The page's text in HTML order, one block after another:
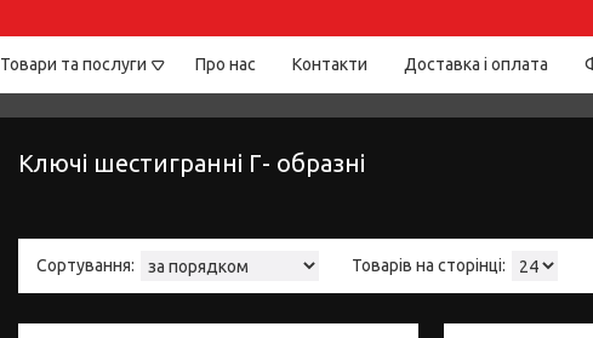
Товари та послуги Про нас Контакти Доставка і оплата
Ключі шестигранні Г- образні